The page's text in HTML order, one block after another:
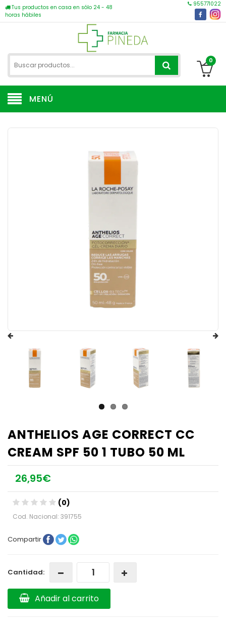
Tus productos en casa en sólo 24 - 48
horas hábiles
955771022
0
MENÚ
ANTHELIOS AGE CORRECT CC
CREAM SPF 50 1 TUBO 50 ML
26,95€
(0)
Cod. Nacional: 391755
Compartir
Cantidad:
Añadir al carrito